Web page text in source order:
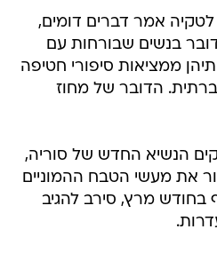
אמר דברים דומים,
בנשים שבורחות עם
ממציאות סיפורי חטיפה
הדובר של מחוז
הנשיא החדש של סוריה,
את מעשי הטבח ההמוניים
בחודש מרץ, סירב להגיב